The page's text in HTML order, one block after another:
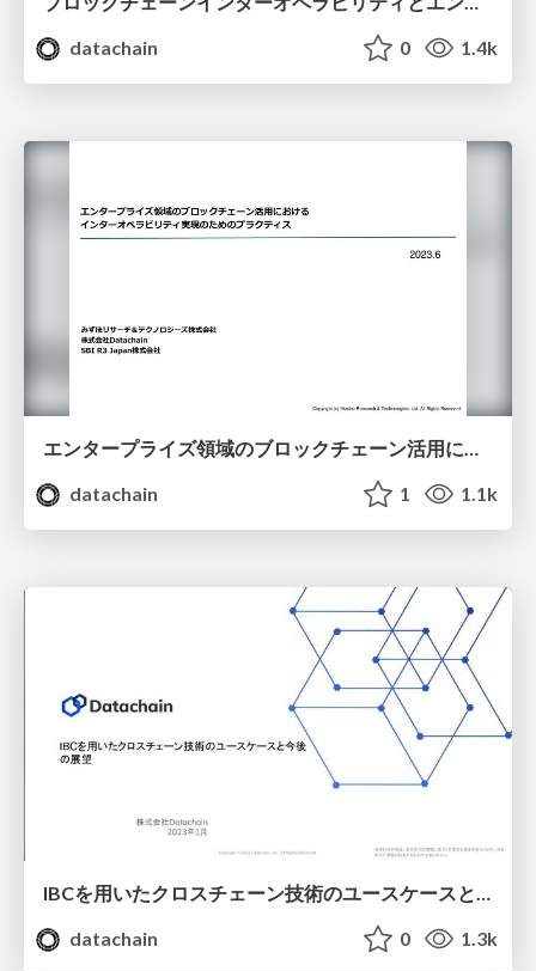
datachain
0 1.4k
datachain
1 1.1k
IBCを用いたクロスチェーン技術のユースケースと今後の展望 / Blockchain GIG #14
datachain
0 1.3k